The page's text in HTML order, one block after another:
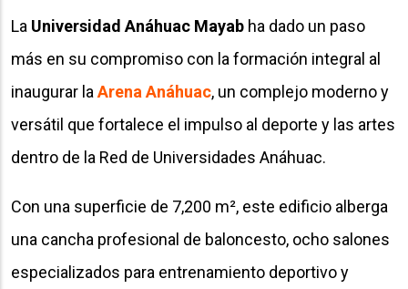
La Universidad Anáhuac Mayab ha dado un paso
más en su compromiso con la formación integral al
inaugurar la ​ Arena Anáhuac, un complejo moderno y
versátil que fortalece el impulso al deporte y las artes
dentro de la Red de Universidades Anáhuac.
Con una superficie de 7,200 m², este edificio alberga
una cancha profesional de baloncesto, ocho salones
especializados para entrenamiento deportivo y